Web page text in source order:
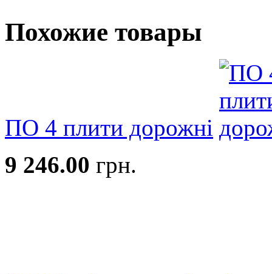
Похожие товары
ПО 4 плити дорожні
9 246.00 грн.